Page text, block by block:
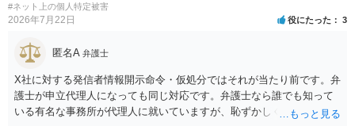
#ネット上の個人特定被害
2026年7月22日 役にたった 3
匿名A 弁護士
X社に対する発信者情報開示命令・仮処分ではそれが当たり前です。弁
護士が申立代理人になっても同じ対応です。弁護士なら誰でも知って
いる有名な事務所が代理人に就いていますが、恥ずかしくないのだろ